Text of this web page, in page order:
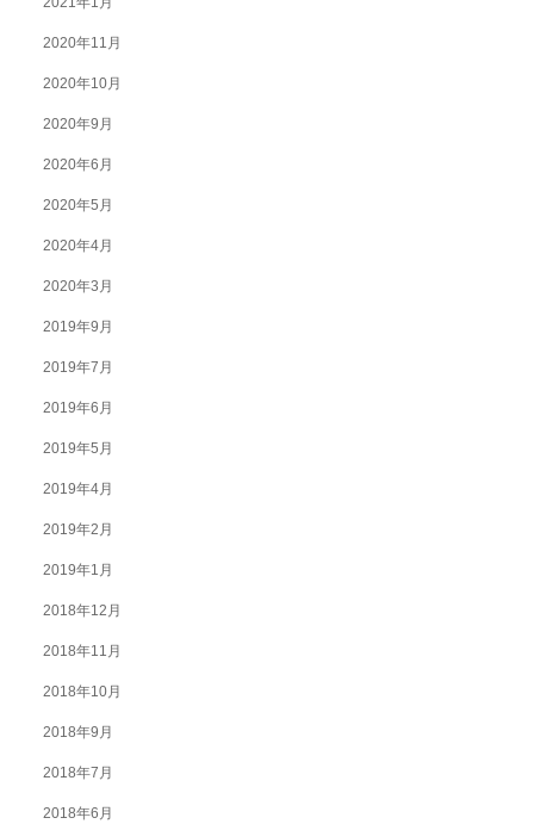
2020年11月
2020年10月
2020年9月
2020年6月
2020年5月
2020年4月
2020年3月
2019年9月
2019年7月
2019年6月
2019年5月
2019年4月
2019年2月
2019年1月
2018年12月
2018年11月
2018年10月
2018年9月
2018年7月
2018年6月